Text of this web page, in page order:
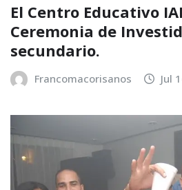
El Centro Educativo
Ceremonia de
secundario.
Francomacorisanos Jul